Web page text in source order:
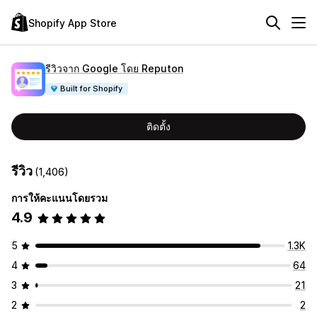
Shopify App Store
รีวิวจาก Google โดย Reputon
Built for Shopify
ติดตั้ง
รีวิว (1,406)
การให้คะแนนโดยรวม
4.9
5
1.3K
4
64
3
21
2
2